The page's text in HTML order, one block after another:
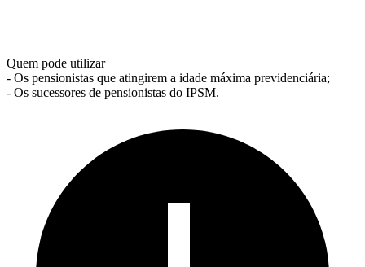
Quem pode utilizar
- Os pensionistas que atingirem a idade máxima previdenciária;
- Os sucessores de pensionistas do IPSM.